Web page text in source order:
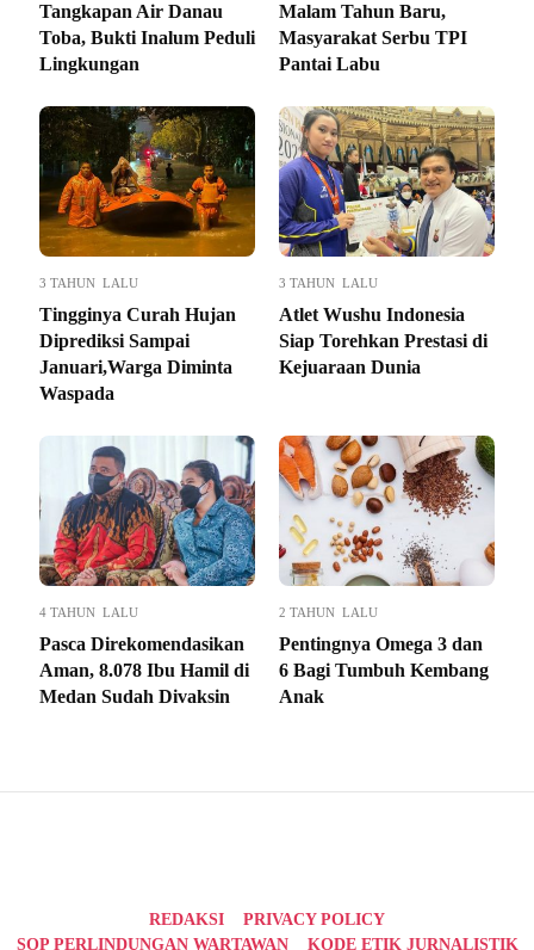
Tangkapan Air Danau
Toba, Bukti Inalum Peduli
Lingkungan
Malam Tahun Baru,
Masyarakat Serbu TPI
Pantai Labu
3 TAHUN LALU
Tingginya Curah Hujan
Diprediksi Sampai
Januari,Warga Diminta
Waspada
3 TAHUN LALU
Atlet Wushu Indonesia
Siap Torehkan Prestasi di
Kejuaraan Dunia
4 TAHUN LALU
Pasca Direkomendasikan
Aman, 8.078 Ibu Hamil di
Medan Sudah Divaksin
2 TAHUN LALU
Pentingnya Omega 3 dan
6 Bagi Tumbuh Kembang
Anak
REDAKSI
PRIVACY POLICY
SOP PERLINDUNGAN WARTAWAN
KODE ETIK JURNALISTIK